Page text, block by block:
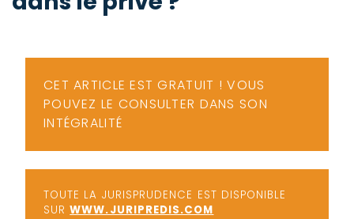
CET ARTICLE EST GRATUIT ! VOUS
POUVEZ LE CONSULTER DANS SON
INTÉGRALITÉ
TOUTE LA JURISPRUDENCE EST DISPONIBLE
SURWWW.JURIPREDIS.COM